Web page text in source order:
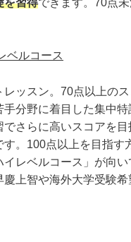
講 対応可
ベルコース
レッスン。70点以上の
手分野に着目した集中
でさらに高いスコアを
す。100点以上を目指す
イレベルコース」が向い
慶上智や海外大学受験